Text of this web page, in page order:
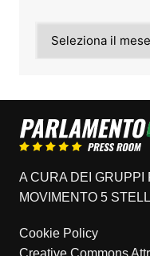
A CURA DEI GRUPPI
MOVIMENTO 5
Cookie Policy